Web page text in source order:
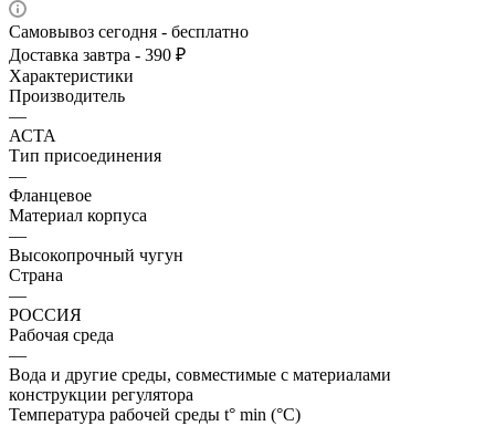
Самовывоз сегодня - бесплатно
Доставка завтра - 390 ₽
Характеристики
Производитель
—
АСТА
Тип присоединения
—
Фланцевое
Материал корпуса
—
Высокопрочный чугун
Страна
—
РОССИЯ
Рабочая среда
—
Вода и другие среды, совместимые с материалами
конструкции регулятора
Температура рабочей среды t° min (°C)